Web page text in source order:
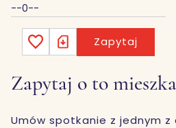
--0--
Zapytaj
Zapytaj o to
Umów spotkanie z jednym z